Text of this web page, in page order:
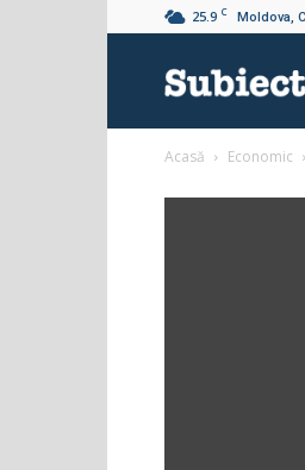
25.9 C Moldova,
Acasă Economic